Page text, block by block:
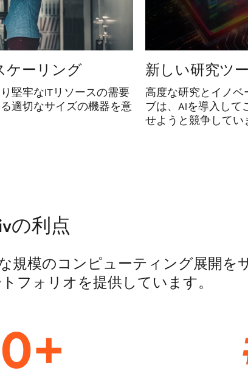
ケーリング
堅牢なITリソースの需要
適切なサイズの機器を意
新しい研究ツ
高度な研究とイノ
ブは、AIを導入して
せようと競争してい
の利点
規模のコンピューティング展開を
フォリオを提供しています。